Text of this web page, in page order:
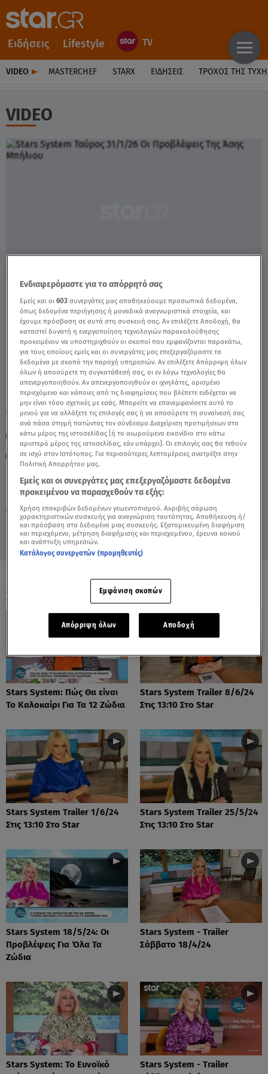
Ειδήσεις Lifestyle
VIDEO MASTERCHEF STARX ΕΙΔΉΣΕΙΣ ΤΡΟΧΌΣ ΤΗΣ
VIDEO
Παρασκευή 7 Αυγούστου 2026
31.01.26, 13:15 ΖΩΔΙΑ
Stars System Ταύρος 31/1/26 Οι
Προβλέψεις Της Άσης Μπήλιου - Video
TAGS: ΤΑΥΡΟΣ ΖΩΔΙΑ ΖΩΔΙΑ ΣΗΜΕΡΑ ΑΣΗ ΜΠΗΛΙΟΥ
ΑΣΤΡΟΛΟΓΙΚΕΣ ΠΡΟΒΛΕΨΕΙΣ
ΗΜΕΡΗΣΙΕΣ ΠΡΟΒΛΕΨΕΙΣ
STARS SYSTEM
ΠΑΝΣΕΛΗΝΟΣ
ΟΛΑ ΤΑ ΒΙΝΤΕΟ
Stars System: Πώς Θα είναι
Το Καλοκαίρι Για Τα 12 Ζώδια
Stars System Trailer 8/6/24
Στις 13:10 Στο Star
Stars System Trailer 1/6/24
Στις 13:10 Στο Star
Stars System Trailer 25/5/24
Στις 13:10 Στο Star
Stars System 18/5/24: Οι
Προβλέψεις Για Όλα Τα
Ζώδια
Stars System - Trailer
Σάββατο 18/4/24
Stars System: Το Ευνοϊκό
Stars System - Trailer
Ενδιαφερόμαστε για το απόρρητό σας
Εμείς και οι603 συνεργάτες μας αποθηκεύουμε προσωπικά δεδομένα,
όπως δεδομένα περιήγησης ή μοναδικά αναγνωριστικά στοιχεία, και
έχουμε πρόσβαση σε αυτά στη συσκευή σας. Αν επιλέξετε Αποδοχή, θα
καταστεί δυνατή η ενεργοποίηση τεχνολογιών παρακολούθησης
προκειμένου να υποστηριχθούν οι σκοποί που εμφανίζονται παρακάτω,
για τους οποίους εμείς και οι συνεργάτες μας επεξεργαζόμαστε τα
δεδομένα με σκοπό την παροχή υπηρεσιών. Αν επιλέξετε Απόρριψη όλων
όλων ή αποσύρετε τη συγκατάθεσή σας, οι εν λόγω τεχνολογίες θα
απενεργοποιηθούν. Αν απενεργοποιηθούν οι ιχνηλάτες, ορισμένο
περιεχόμενο και κάποιες από τις διαφημίσεις που βλέπετε ενδέχεται να
μην είναι τόσο σχετικές με εσάς. Μπορείτε να επανεμφανίσετε αυτό το
μενού για να αλλάξετε τις επιλογές σας ή να αποσύρετε τη συναίνεσή σας
ανά πάσα στιγμή πατώντας τον σύνδεσμο Διαχείριση προτιμήσεων στο
κάτω μέρος της ιστοσελίδας [ή το αιωρούμενο εικονίδιο στο κάτω
αριστερό μέρος της ιστοσελίδας, εάν υπάρχει]. Οι επιλογές σας θα τεθούν
σε ισχύ στον Ιστότοπος. Για περισσότερες λεπτομέρειες ανατρέξτε στην
Πολιτική Απορρήτου μας.
Εμείς και οι συνεργάτες μας επεξεργαζόμαστε δεδομένα
προκειμένου να παρασχεθούν τα εξής:
Χρήση επακριβών δεδομένων γεωεντοπισμού. Ακριβής σάρωση
χαρακτηριστικών συσκευής για αναγνώριση ταυτότητας. Αποθήκευση ή/
και πρόσβαση στα δεδομένα μιας συσκευής. Εξατομικευμένη διαφήμιση
και περιεχόμενο, μέτρηση διαφήμισης και περιεχομένου, έρευνα κοινού
και ανάπτυξη υπηρεσιών.
Κατάλογος συνεργατών (προμηθευτές)
Εμφάνιση σκοπών
Απόρριψη όλων Αποδοχή